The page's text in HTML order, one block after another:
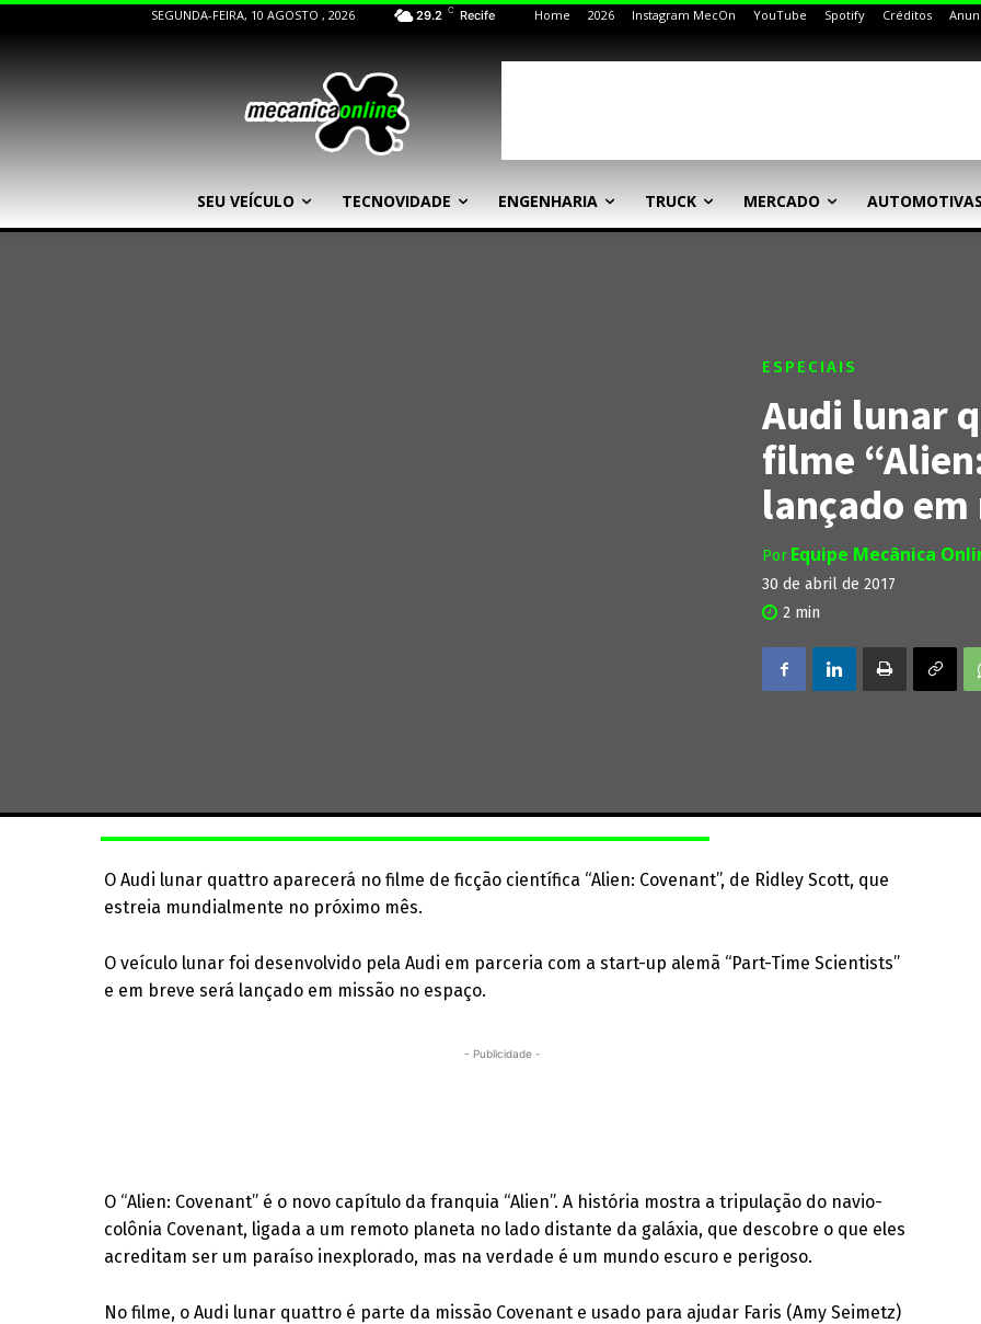
SEGUNDA-FEIRA, 10 AGOSTO , 2026 29.2 C Recife Home 2026 Instagram MecOn YouTube Spotify Créditos
SEU VEÍCULO TECNOVIDADE ENGENHARIA TRUCK MERCADO AUTOMOTIVAS
ESPECIAIS
Audi lunar
filme
lançado em
Por Equipe Mecânica
30 de abril de 2017
2 min
O Audi lunar quattro aparecerá no filme de ficção científica “Alien: Covenant”, de Ridley Scott, que
estreia mundialmente no próximo mês.
O veículo lunar foi desenvolvido pela Audi em parceria com a start-up alemã “Part-Time Scientists”
e em breve será lançado em missão no espaço.
- Publicidade -
O “Alien: Covenant” é o novo capítulo da franquia “Alien”. A história mostra a tripulação do navio-
colônia Covenant, ligada a um remoto planeta no lado distante da galáxia, que descobre o que eles
acreditam ser um paraíso inexplorado, mas na verdade é um mundo escuro e perigoso.
No filme, o Audi lunar quattro é parte da missão Covenant e usado para ajudar Faris (Amy Seimetz)